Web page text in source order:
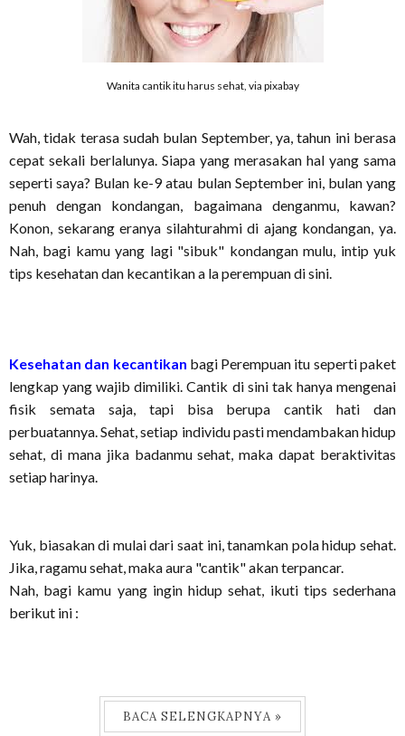
Wanita cantik itu harus sehat, via pixabay
Wah, tidak terasa sudah bulan September, ya, tahun ini berasa
cepat sekali berlalunya. Siapa yang merasakan hal yang sama
seperti saya? Bulan ke-9 atau bulan September ini, bulan yang
penuh dengan kondangan, bagaimana denganmu, kawan?
Konon, sekarang eranya silahturahmi di ajang kondangan, ya.
Nah, bagi kamu yang lagi "sibuk" kondangan mulu, intip yuk
tips kesehatan dan kecantikan a la perempuan di sini.
Kesehatan dan kecantikan bagi Perempuan itu seperti paket
lengkap yang wajib dimiliki. Cantik di sini tak hanya mengenai
fisik semata saja, tapi bisa berupa cantik hati dan
perbuatannya. Sehat, setiap individu pasti mendambakan hidup
sehat, di mana jika badanmu sehat, maka dapat beraktivitas
setiap harinya.
Yuk, biasakan di mulai dari saat ini, tanamkan pola hidup sehat.
Jika, ragamu sehat, maka aura "cantik" akan terpancar.
Nah, bagi kamu yang ingin hidup sehat, ikuti tips sederhana
berikut ini :
BACA SELENGKAPNYA »